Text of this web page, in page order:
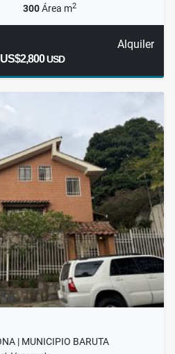
300Área m2
Alquiler
US$2,800USD
| MUNICIPIO BARUTA